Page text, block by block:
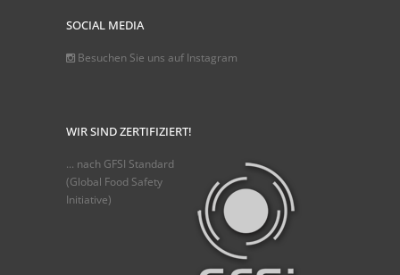
SOCIAL MEDIA
Besuchen Sie uns auf Instagram
WIR SIND ZERTIFIZIERT!
... nach GFSI Standard
(Global Food Safety
Initiative)